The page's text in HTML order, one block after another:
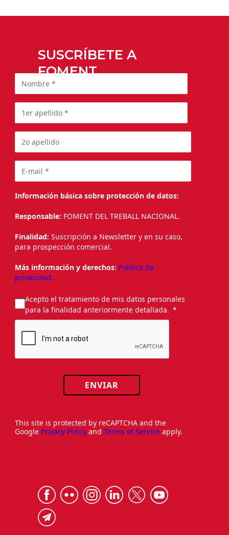
SUSCRÍBETE A
FOMENT
Información básica sobre protección de datos:
Responsable: FOMENT DEL TREBALL NACIONAL.
Finalidad: Suscripción a Newsletter y en su caso,
para prospección comercial.
Más información y derechos: Política de
privacidad.
Acepto el tratamiento de mis datos personales
para la finalidad anteriormente detallada.
ENVIAR
This site is protected by reCAPTCHA and the
Google Privacy Policy and Terms of Service apply.